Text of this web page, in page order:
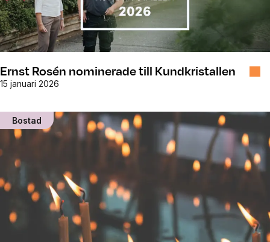
Ernst Rosén nominerade till Kundkristallen
15 januari 2026
Bostad